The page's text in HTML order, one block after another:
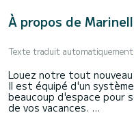
À propos de
Texte traduit automatiquement
Louez notre tout
Il est équipé d'un
beaucoup d'espace pour
de vos vacances.